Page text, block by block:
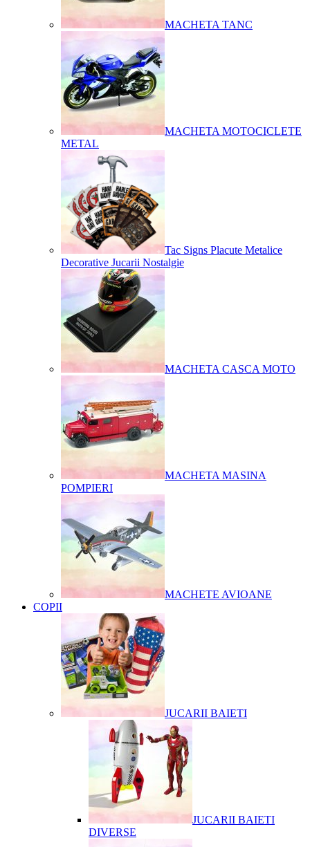
MACHETA TANC
MACHETA MOTOCICLETE
METAL
Tac Signs Placute Metalice
Decorative Jucarii Nostalgie
MACHETA CASCA MOTO
MACHETA MASINA
POMPIERI
MACHETE AVIOANE
COPII
JUCARII BAIETI
JUCARII BAIETI
DIVERSE